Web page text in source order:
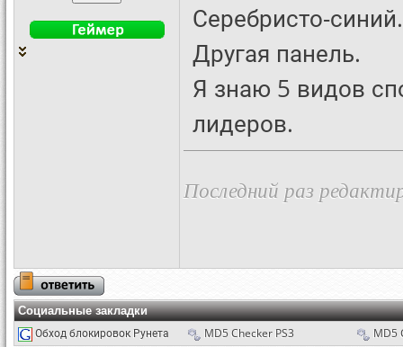
Серебристо-синий.
Другая панель.
Я знаю 5 видов
лидеров.
Последний раз
Социальные закладки
Обход блокировок Рунета MD5 Checker PS3 MD5